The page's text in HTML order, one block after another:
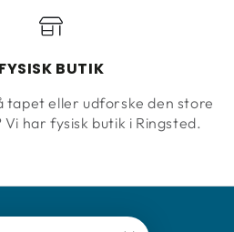
FYSISK BUTIK
tapet eller udforske den store
har fysisk butik i Ringsted.